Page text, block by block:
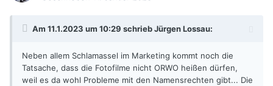
Am 11.1.2023 um 10:29 schriebJürgen Lossau:
Neben allem Schlamassel im Marketing kommt noch die
Tatsache, dass die Fotofilme nicht ORWO heißen dürfen,
weil es da wohl Probleme mit den Namensrechten gibt... Die